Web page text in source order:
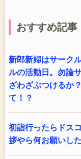
おすすめ記事
新郎新婦はサーク
ルの活動日。勿論
ざわざぶつけるか
て！？
初詣行ったらドス
拶やら何お願いし